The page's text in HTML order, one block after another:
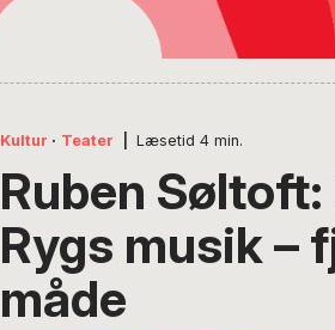
Kultur · Teater Læsetid 4 min.
Ruben
Rygs musik –
måde